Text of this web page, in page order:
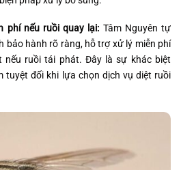
phí nếu ruồi quay lại: Tâm Nguyên tự
bảo hành rõ ràng, hỗ trợ xử lý miễn phí
nếu ruồi tái phát. Đây là sự khác biệt
tuyệt đối khi lựa chọn dịch vụ diệt ruồi